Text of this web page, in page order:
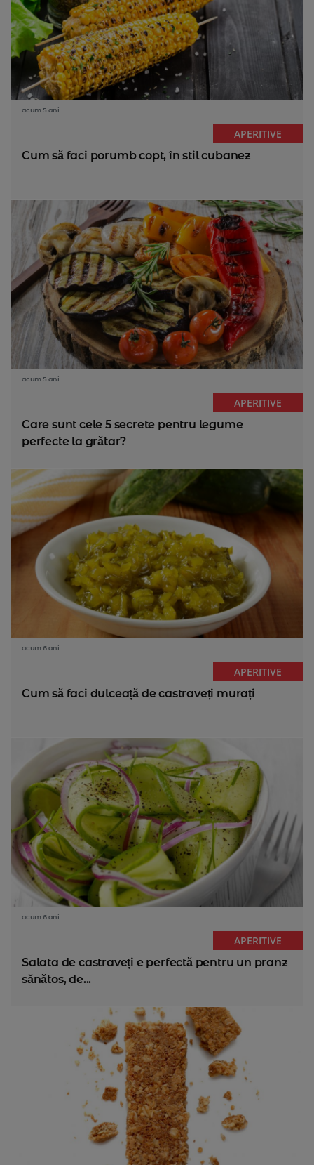
acum 5 ani
APERITIVE
Cum să faci porumb copt, în stil cubanez
acum 5 ani
APERITIVE
Care sunt cele 5 secrete pentru legume
perfecte la grătar?
acum 6 ani
APERITIVE
Cum să faci dulceață de castraveți murați
acum 6 ani
APERITIVE
Salata de castraveți e perfectă pentru un pranz
sănătos, de...